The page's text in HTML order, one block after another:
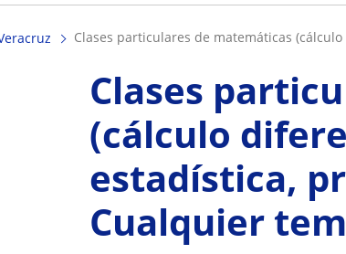
clases particulares de matemáticas
Clases
(cálculo
estadística,
Cualquier